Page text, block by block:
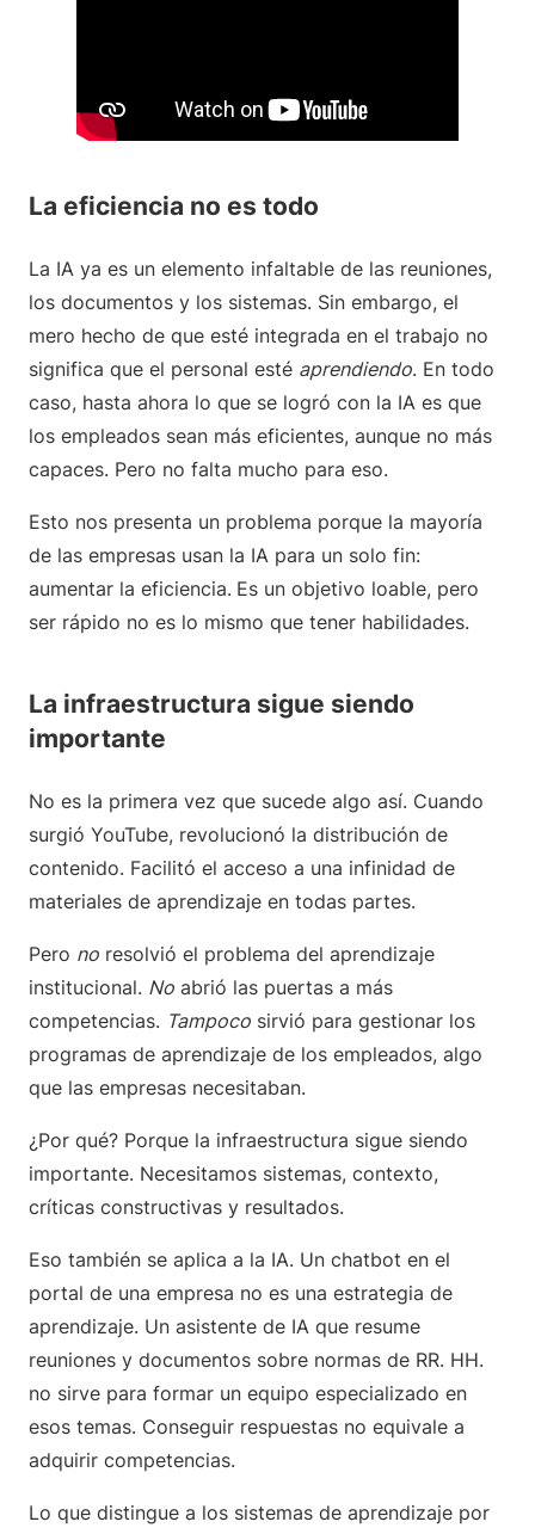
La eficiencia no es todo
La IA ya es un elemento infaltable de las reuniones,
los documentos y los sistemas. Sin embargo, el
mero hecho de que esté integrada en el trabajo no
significa que el personal esté aprendiendo. En todo
caso, hasta ahora lo que se logró con la IA es que
los empleados sean más eficientes, aunque no más
capaces. Pero no falta mucho para eso.
Esto nos presenta un problema porque la mayoría
de las empresas usan la IA para un solo fin:
aumentar la eficiencia. Es un objetivo loable, pero
ser rápido no es lo mismo que tener habilidades.
La infraestructura sigue siendo
importante
No es la primera vez que sucede algo así. Cuando
surgió YouTube, revolucionó la distribución de
contenido. Facilitó el acceso a una infinidad de
materiales de aprendizaje en todas partes.
Pero no resolvió el problema del aprendizaje
institucional. No abrió las puertas a más
competencias. Tampoco sirvió para gestionar los
programas de aprendizaje de los empleados, algo
que las empresas necesitaban.
¿Por qué? Porque la infraestructura sigue siendo
importante. Necesitamos sistemas, contexto,
críticas constructivas y resultados.
Eso también se aplica a la IA. Un chatbot en el
portal de una empresa no es una estrategia de
aprendizaje. Un asistente de IA que resume
reuniones y documentos sobre normas de RR. HH.
no sirve para formar un equipo especializado en
esos temas. Conseguir respuestas no equivale a
adquirir competencias.
Lo que distingue a los sistemas de aprendizaje por